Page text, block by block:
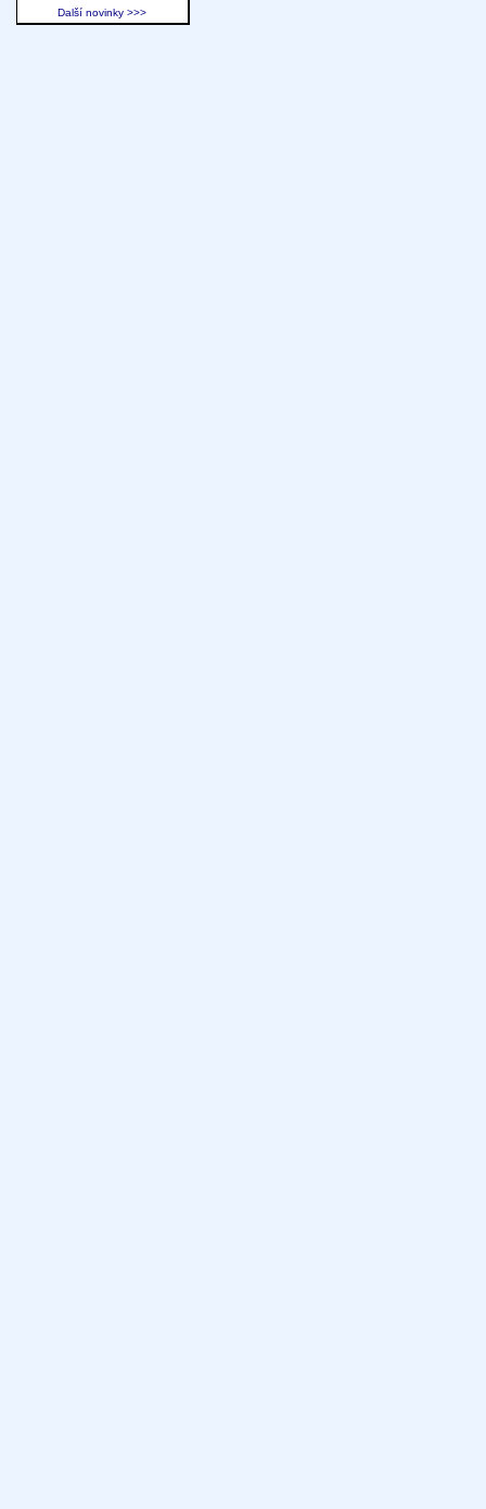
Další novinky >>>